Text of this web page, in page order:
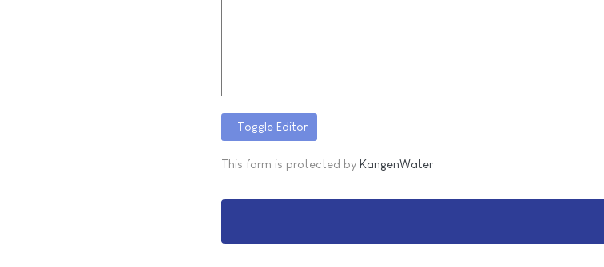
Toggle Editor
This form is protected by KangenWater